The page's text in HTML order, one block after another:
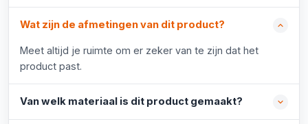
Wat zijn de afmetingen van dit product?
Meet altijd je ruimte om er zeker van te zijn dat het
product past.
Van welk materiaal is dit product gemaakt?